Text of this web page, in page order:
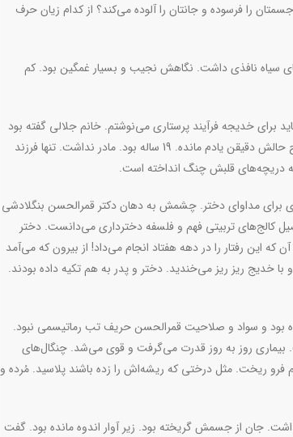
را فرسوده و جانتان را آلوده می‌کند؟ از کدام زیان‌ حرف
سیاه نافذی داشت. نگاهش نجیب و بسیار غمگین بود. کم
خدیجه فرآیند پرستاری می‌نوشتم. خانم جلالی گفته بود
برای نوشتن یک فرآیند پرستاری خوب شرح حال دقیق و درست خیلی اهمیت دارد. شرح حالش دقیقن یادم مانده. 19 ساله بود. مادر نداشت. تنها فرزند
دریچه‌های قلبش چنگ انداخته است.
برای مداوای دختر. چشمش به دهان دکتر قمرالحسن بنگلادشی
کالج‌های تربیتی فهم و فلسفه دخترداری می‌دانست. دختر
رفتار را در دهه هفتاد انجام می‌داد! از بیرون که می‌آمد
ریز ریز می‌خندید. دختر و پدر به هم تکیه داده بودند.
بود و سواد و صلاحیت قمرالحسن حریف تب رماتیسمی نبود.
روز به روز قدرت می‌گرفت و قوی می‌شد. چنگال‌های
ریخت. مثل درختی که ریشه‌اش را زده باشند پلاسید. مُرده و
جان از جسمش گریخته بود. زیر آوار اندوه مانده بود. گفت